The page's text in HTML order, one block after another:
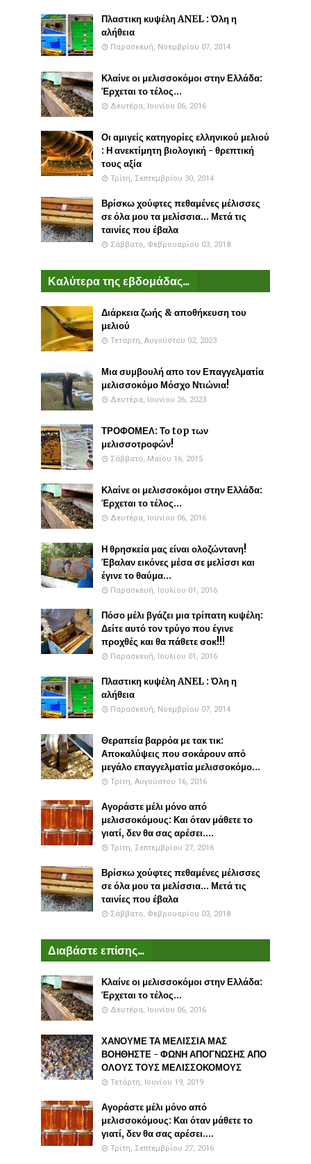
Πλαστικη κυψέλη ANEL : Όλη η
αλήθεια
Παρασκευή, Νοεμβρίου 07, 2014
Κλαίνε οι μελισσοκόμοι στην Ελλάδα:
Έρχεται το τέλος...
Δευτέρα, Ιουνίου 06, 2016
Οι αμιγείς κατηγορίες ελληνικού μελιού
: Η ανεκτίμητη βιολογική - θρεπτική
τους αξία
Τρίτη, Σεπτεμβρίου 30, 2014
Βρίσκω χούφτες πεθαμένες μέλισσες
σε όλα μου τα μελίσσια... Μετά τις
ταινίες που έβαλα
Σάββατο, Φεβρουαρίου 03, 2018
Καλύτερα της εβδομάδας...
Διάρκεια ζωής & αποθήκευση του
μελιού
Τετάρτη, Αυγούστου 02, 2023
Μια συμβουλή απο τον Επαγγελματία
μελισσοκόμο Μόσχο Ντιώνια!
Δευτέρα, Ιουνίου 26, 2023
ΤΡΟΦΟΜΕΛ: Το top των
μελισσοτροφών!
Σάββατο, Μαΐου 16, 2015
Κλαίνε οι μελισσοκόμοι στην Ελλάδα:
Έρχεται το τέλος...
Δευτέρα, Ιουνίου 06, 2016
Η θρησκεία μας είναι ολοζώντανη!
Έβαλαν εικόνες μέσα σε μελίσσι και
έγινε το θαύμα...
Παρασκευή, Ιουλίου 01, 2016
Πόσο μέλι βγάζει μια τρίπατη κυψέλη:
Δείτε αυτό τον τρύγο που έγινε
προχθές και θα πάθετε σοκ!!!
Παρασκευή, Ιουλίου 01, 2016
Πλαστικη κυψέλη ANEL : Όλη η
αλήθεια
Παρασκευή, Νοεμβρίου 07, 2014
Θεραπεία βαρρόα με τακ τικ:
Αποκαλύψεις που σοκάρουν από
μεγάλο επαγγελματία μελισσοκόμο...
Τρίτη, Αυγούστου 16, 2016
Αγοράστε μέλι μόνο από
μελισσοκόμους: Και όταν μάθετε το
γιατί, δεν θα σας αρέσει....
Τρίτη, Σεπτεμβρίου 27, 2016
Βρίσκω χούφτες πεθαμένες μέλισσες
σε όλα μου τα μελίσσια... Μετά τις
ταινίες που έβαλα
Σάββατο, Φεβρουαρίου 03, 2018
Διαβάστε επίσης...
Κλαίνε οι μελισσοκόμοι στην Ελλάδα:
Έρχεται το τέλος...
Δευτέρα, Ιουνίου 06, 2016
ΧΑΝΟΥΜΕ ΤΑ ΜΕΛΙΣΣΙΑ ΜΑΣ
ΒΟΗΘΗΣΤΕ - ΦΩΝΗ ΑΠΟΓΝΩΣΗΣ ΑΠΟ
ΟΛΟΥΣ ΤΟΥΣ ΜΕΛΙΣΣΟΚΟΜΟΥΣ
Τετάρτη, Ιουνίου 19, 2019
Αγοράστε μέλι μόνο από
μελισσοκόμους: Και όταν μάθετε το
γιατί, δεν θα σας αρέσει....
Τρίτη, Σεπτεμβρίου 27, 2016